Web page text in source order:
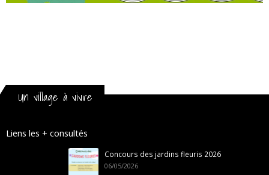
Un village à vivre
Liens les + consultés
Concours des jardins fleuris 2026
06/05/2026